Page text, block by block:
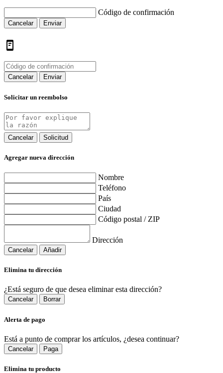
Código de confirmación
Cancelar Enviar
Cancelar Enviar
Solicitar un reembolso
Cancelar Solicitud
Agregar nueva dirección
Nombre
Teléfono
País
Ciudad
Código postal / ZIP
Dirección
Cancelar Añadir
Elimina tu dirección
¿Está seguro de que desea eliminar esta dirección?
Cancelar Borrar
Alerta de pago
Está a punto de comprar los artículos, ¿desea continuar?
Cancelar Paga
Elimina tu producto